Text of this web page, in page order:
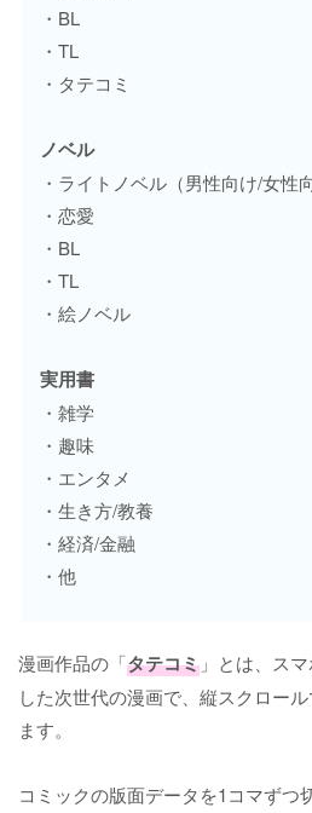
・BL
・TL
・タテコミ
ノベル
・ライトノベル（男性向け/女性
・恋愛
・BL
・TL
・絵ノベル
実用書
・雑学
・趣味
・エンタメ
・生き方/教養
・経済/金融
・他
漫画作品の「タテコミ 」とは、ス
した次世代の漫画で、縦スクロー
ます。
コミックの版面データを1コマずつ